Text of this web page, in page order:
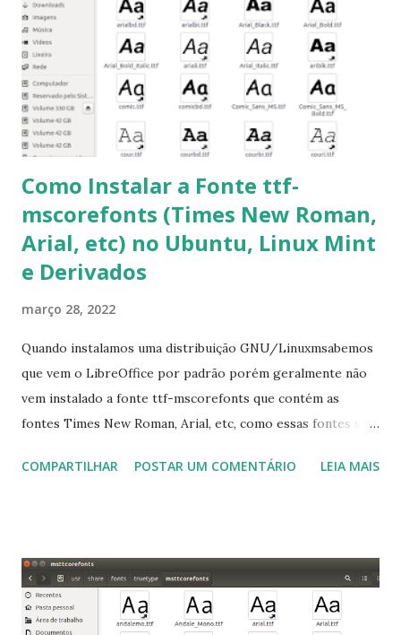
pacotes: $ sudo apt-get install [nome do pacote] 4-
Procurar arquivos corrompidos: $ sudo apt-get check 5-
Corrigir problemas de dependências, concluir instalação de
pacotes pendentes e outros erros: $ sudo apt-get -f install
6- Se o comando sudo apt-get -f install nã...
Como Instalar a Fonte ttf-
mscorefonts (Times New Roman,
Arial, etc) no Ubuntu, Linux Mint
e Derivados
março 28, 2022
Quando instalamos uma distribuição GNU/Linuxmsabemos
que vem o LibreOffice por padrão porém geralmente não
vem instalado a fonte ttf-mscorefonts que contém as
fontes Times New Roman, Arial, etc, como essas fontes são
a Associação Brasileira de Normas Técnicas (ABNT), exige
que contém essas fontes. Ao instalar o GNU/Linux abra o
terminal e execute o comando: $ sudo apt-get install ttf-
mscorefonts-installer Leia os termos de uso e avance
COMPARTILHAR POSTAR UM COMENTÁRIO LEIA MAIS